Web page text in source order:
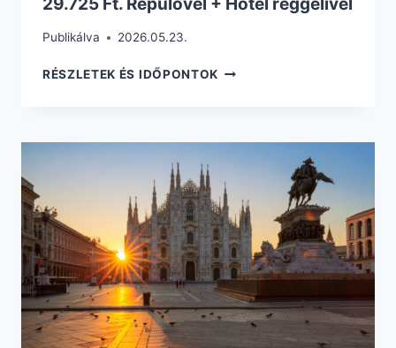
Publikálva 2026.05.23.
RÉSZLETEK ÉS IDŐPONTOK BERGAMO
CSAK
FT.
REPÜLŐVEL
+
HOTEL
REGGELIVEL